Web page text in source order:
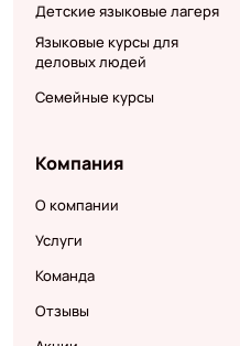
Детские языковые лагеря
Языковые курсы для
деловых людей
Семейные курсы
Компания
О компании
Услуги
Команда
Отзывы